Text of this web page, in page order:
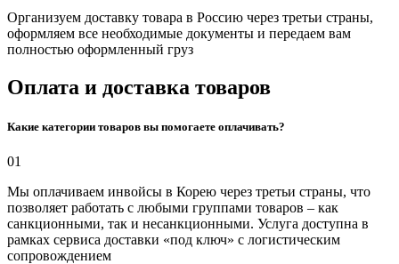
Организуем доставку товара в Россию через третьи страны,
оформляем все необходимые документы и передаем вам
полностью оформленный груз
Оплата и доставка товаров
Какие категории товаров вы помогаете оплачивать?
01
Мы оплачиваем инвойсы в Корею через третьи страны, что
позволяет работать с любыми группами товаров – как
санкционными, так и несанкционными. Услуга доступна в
рамках сервиса доставки «под ключ» с логистическим
сопровождением